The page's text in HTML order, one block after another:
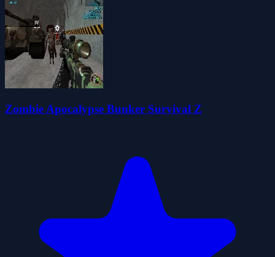
Zombie Apocalypse Bunker Survival Z